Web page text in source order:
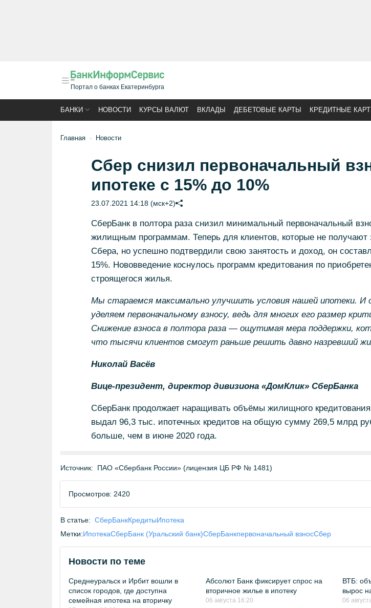
Портал о банках Екатеринбурга
БАНКИ НОВОСТИ КУРСЫ ВАЛЮТ ВКЛАДЫ ДЕБЕТОВЫЕ КАРТЫ КРЕДИТНЫЕ
Главная Новости
Сбер снизил первоначальный
ипотеке с 15% до 10%
23.07.2021 14:18 (мск+2)
СберБанк в полтора раза снизил минимальный первоначальный
жилищным программам. Теперь для клиентов, которые не получают
Сбера, но успешно подтвердили свою занятость и доход, он
15%. Нововведение коснулось программ кредитования по
строящегося жилья.
Мы стараемся максимально улучшить условия нашей ипотеки. И
уделяем первоначальному взносу, ведь для многих его размер
Снижение взноса в полтора раза — ощутимая мера поддержки,
что тысячи клиентов смогут раньше решить давно назревший
Николай Васёв
Вице-президент, директор дивизиона «ДомКлик» СберБанка
СберБанк продолжает наращивать объёмы жилищного
выдал 96,3 тыс. ипотечных кредитов на общую сумму 269,5 млрд
больше, чем в июне 2020 года.
Источник: ПАО «Сбербанк России» (лицензия ЦБ РФ № 1481)
Просмотров: 2420
В статье: СберБанкКредитыИпотека
Метки:ИпотекаСберБанк (Уральский банк)СберБанкпервоначальный взносСбер
Новости по теме
Среднеуральск и Ирбит вошли в
список городов, где доступна
семейная ипотека на вторичку
Абсолют Банк фиксирует спрос на
вторичное жилье в ипотеку
06 августа 16:20
ВТБ:
вырос
06